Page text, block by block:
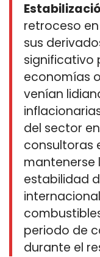
retroceso
sus
significativo
economías
venían
del sector
consultoras
mantenerse
estabilidad
periodo de
durante el